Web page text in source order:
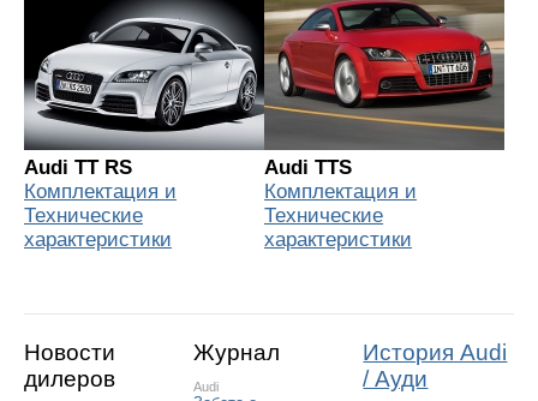
Audi TT RS
Комплектация и
Технические
характеристики
Audi TTS
Комплектация и
Технические
характеристики
Новости
дилеров
Журнал
Audi
История Audi
/ Ауди